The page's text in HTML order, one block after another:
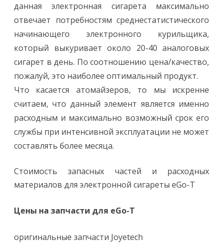
данная электронная сигарета максимально
отвечает потребностям среднестатистического
начинающего электронного курильщика,
который выкуривает около 20-40 аналоговых
сигарет в день. По соотношению цена/качество,
пожалуй, это наиболее оптимальный продукт.
Что касается атомайзеров, то мы искренне
считаем, что данный элемент является именно
расходным и максимально возможный срок его
службы при интенсивной эксплуатации не может
составлять более месяца.
Стоимость запасных частей и расходных
материалов для электронной сигареты eGo-T
Цены на запчасти для eGo-T
оригинальные запчасти Joyetech